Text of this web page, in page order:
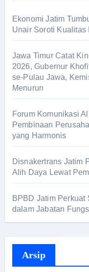
Ekonomi Jatim
Unair Soroti Kualitas
Jawa Timur Catat
2026, Gubernur
se-Pulau Jawa,
Menurun
Forum Komunikasi
Pembinaan
yang Harmonis
Disnakertrans Jatim
Alih Daya Lewat
BPBD Jatim Perkuat
dalam Jabatan
Arsip